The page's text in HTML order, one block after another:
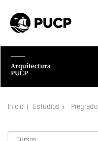
Inicio Estudios Pregrado